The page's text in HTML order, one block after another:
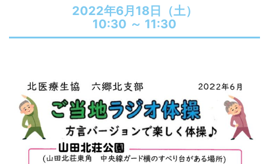
2022年6月18日（土）
10:30 ～ 11:30